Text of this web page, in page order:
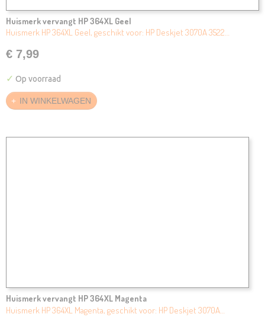
Huismerk vervangt HP 364XL Geel
Huismerk HP 364XL Geel, geschikt voor: HP Deskjet 3070A 3522…
€ 7,99
✓ Op voorraad
IN WINKELWAGEN
Huismerk vervangt HP 364XL Magenta
Huismerk HP 364XL Magenta, geschikt voor: HP Deskjet 3070A…